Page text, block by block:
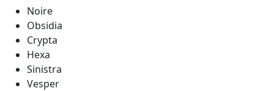
Noire
Obsidia
Crypta
Hexa
Sinistra
Vesper